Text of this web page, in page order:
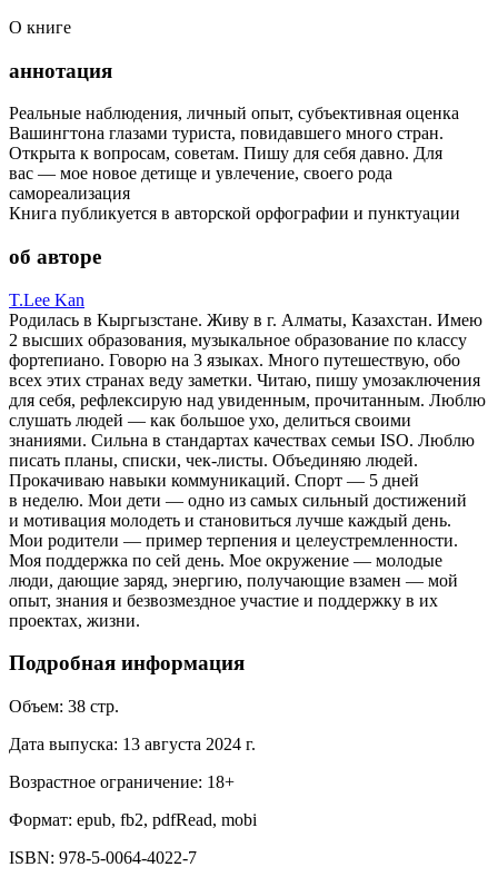
О книге
аннотация
Реальные наблюдения, личный опыт, субъективная оценка
Вашингтона глазами туриста, повидавшего много стран.
Открыта к вопросам, советам. Пишу для себя давно. Для
вас — мое новое детище и увлечение, своего рода
самореализация
Книга публикуется в авторской орфографии и пунктуации
об авторе
T.Lee Kan
Родилась в Кыргызстане. Живу в г. Алматы, Казахстан. Имею
2 высших образования, музыкальное образование по классу
фортепиано. Говорю на 3 языках. Много путешествую, обо
всех этих странах веду заметки. Читаю, пишу умозаключения
для себя, рефлексирую над увиденным, прочитанным. Люблю
слушать людей — как большое ухо, делиться своими
знаниями. Сильна в стандартах качествах семьи ISO. Люблю
писать планы, списки, чек-листы. Объединяю людей.
Прокачиваю навыки коммуникаций. Спорт — 5 дней
в неделю. Мои дети — одно из самых сильный достижений
и мотивация молодеть и становиться лучше каждый день.
Мои родители — пример терпения и целеустремленности.
Моя поддержка по сей день. Мое окружение — молодые
люди, дающие заряд, энергию, получающие взамен — мой
опыт, знания и безвозмездное участие и поддержку в их
проектах, жизни.
Подробная информация
Объем: 38 стр.
Дата выпуска: 13 августа 2024 г.
Возрастное ограничение: 18+
Формат: epub, fb2, pdfRead, mobi
ISBN: 978-5-0064-4022-7